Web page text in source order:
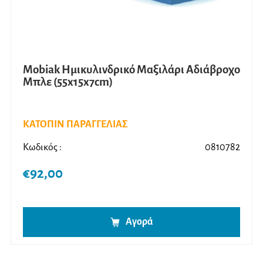
Mobiak Ημικυλινδρικό Μαξιλάρι Αδιάβροχο
Μπλε (55x15x7cm)
ΚΑΤΟΠΙΝ ΠΑΡΑΓΓΕΛΙΑΣ
Κωδικός : 0810782
€92,00
Αγορά